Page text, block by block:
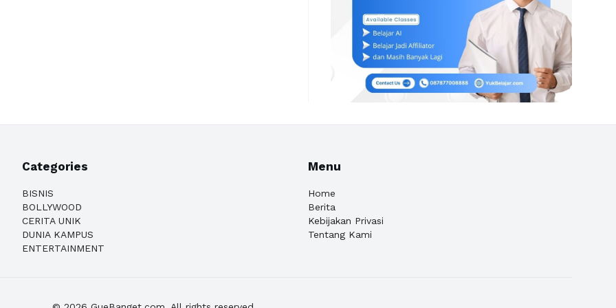
Categories
BISNIS
BOLLYWOOD
CERITA UNIK
DUNIA KAMPUS
ENTERTAINMENT
Menu
Home
Berita
Kebijakan Privasi
Tentang Kami